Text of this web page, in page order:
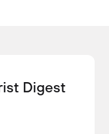
Digest